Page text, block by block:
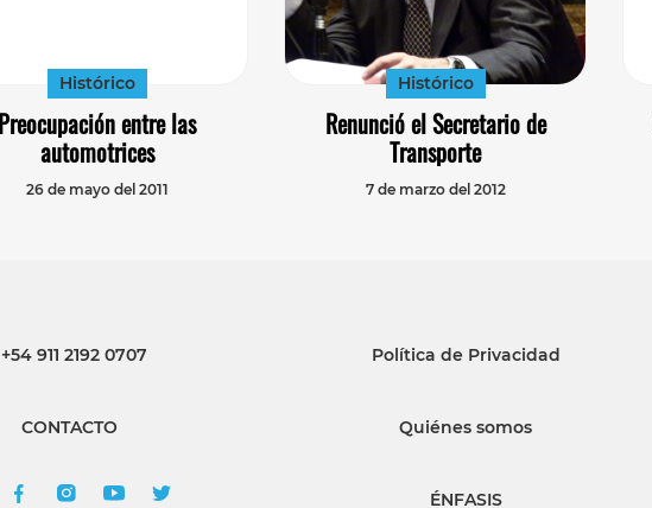
Histórico
entre las
automotrices
26 de mayo del 2011
Histórico
Renunció el Secretario de
Transporte
7 de marzo del 2012
911 2192 0707
CONTACTO
Política de Privacidad
Quiénes somos
ÉNFASIS